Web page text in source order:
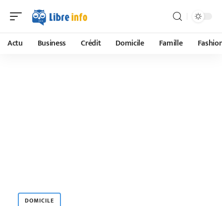
Actu Business Crédit Domicile Famille
DOMICILE